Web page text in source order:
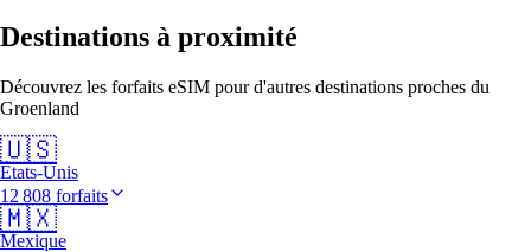
Destinations à proximité
Découvrez les forfaits eSIM pour d'autres destinations proches du
Groenland
🇺🇸
États-Unis
12 808 forfaits
🇲🇽
Mexique